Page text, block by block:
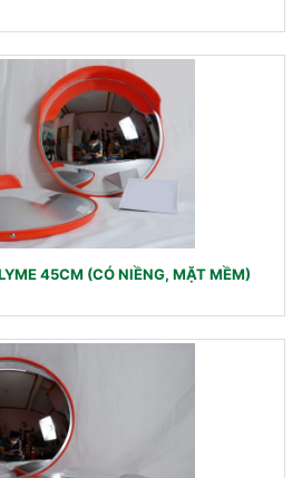
45CM (CÓ NIỀNG, MẶT MỀM)